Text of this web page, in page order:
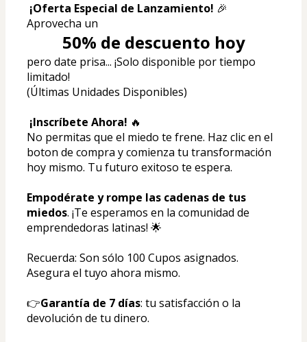
¡Oferta Especial de Lanzamiento! 🎉
Aprovecha un
50% de descuento hoy
pero date prisa... ¡Solo disponible por tiempo
limitado!
(Últimas Unidades Disponibles)
¡Inscríbete Ahora! 🔥
No permitas que el miedo te frene. Haz clic en el
boton de compra y comienza tu transformación
hoy mismo. Tu futuro exitoso te espera.
Empodérate y rompe las cadenas de tus
miedos. ¡Te esperamos en la comunidad de
emprendedoras latinas! 🌟
Recuerda: Son sólo 100 Cupos asignados.
Asegura el tuyo ahora mismo.
👉Garantía de 7 días: tu satisfacción o la
devolución de tu dinero.